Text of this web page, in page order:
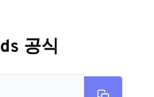
공식